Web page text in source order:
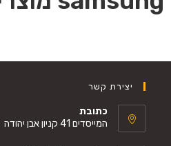
יצירת קשר
כתובת
המייסדים 41 קניון אבן יהודה